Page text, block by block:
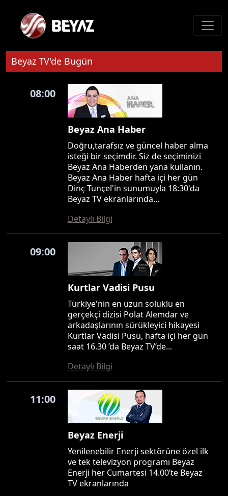
Beyaz TV'de Bugün
08:00
Beyaz Ana Haber
Doğru,tarafsız ve güncel haber alma
isteği bir seçimdir. Siz de seçiminizi
Beyaz Ana Haberden yana kullanın.
Beyaz Ana Haber hafta içi her gün
Dinç Tunçel'in sunumuyla 18:30'da
Beyaz TV ekranlarında...
Detaylı Bilgi
09:00
Kurtlar Vadisi Pusu
Türkiye'nin en uzun soluklu en
gerçekçi dizisi Polat Alemdar ve
arkadaşlarının sürükleyici hikayesi
Kurtlar Vadisi Pusu, hafta içi her gün
saat 16.30 ’da Beyaz TV’de...
Detaylı Bilgi
11:00
Beyaz Enerji
Yenilenebilir Enerji sektörüne özel ilk
ve tek televizyon programı Beyaz
Enerji her Cumartesi 14.00’te Beyaz
TV ekranlarında